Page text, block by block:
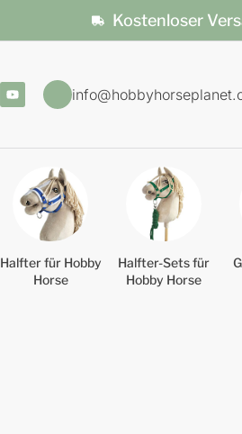
Kostenloser
Halfter für Hobby
Horse
Halfter-Sets für
Hobby Horse